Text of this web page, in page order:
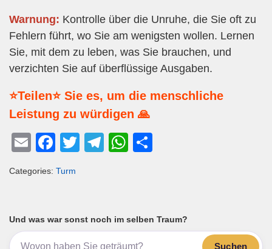
Warnung: Kontrolle über die Unruhe, die Sie oft zu
Fehlern führt, wo Sie am wenigsten wollen. Lernen
Sie, mit dem zu leben, was Sie brauchen, und
verzichten Sie auf überflüssige Ausgaben.
⭐Teilen⭐ Sie es, um die menschliche
Leistung zu würdigen 🙏
E
ail
F
c
b
o
T
T
a
m
W
A
p
Categories: Turm
Und was war sonst noch im selben Traum?
Suchen